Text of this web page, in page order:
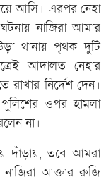
আসি। এরপর নেহা
নাজিরা আমার
থানায় পৃথক দুটি
আদালত নেহার
নির্দেশ দেন।
পুলিশের ওপর হামলা
না।
দাঁড়ায়, তবে আমরা
আক্তার রুজি